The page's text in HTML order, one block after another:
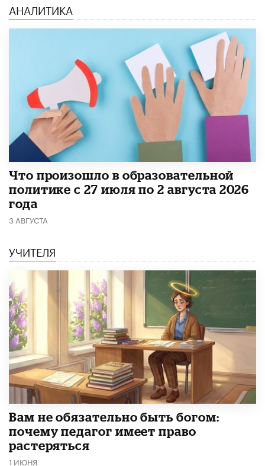
АНАЛИТИКА
​Что произошло в образовательной
политике с 27 июля по 2 августа 2026
года
3 АВГУСТА
УЧИТЕЛЯ
​Вам не обязательно быть богом:
почему педагог имеет право
растеряться
1 ИЮНЯ